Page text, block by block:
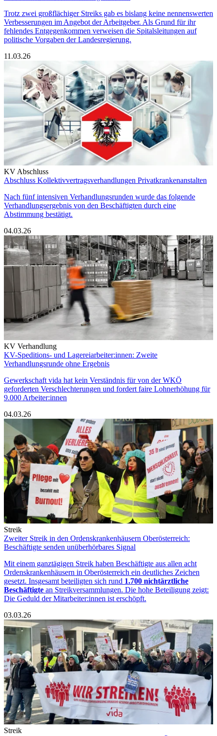
Trotz zwei großflächiger Streiks gab es bislang keine nennenswerten
Verbesserungen im Angebot der Arbeitgeber. Als Grund für ihr
fehlendes Entgegenkommen verweisen die Spitalsleitungen auf
politische Vorgaben der Landesregierung.
11.03.26
KV Abschluss
Abschluss Kollektivvertragsverhandlungen Privatkrankenanstalten
Nach fünf intensiven Verhandlungsrunden wurde das folgende
Verhandlungsergebnis von den Beschäftigten durch eine
Abstimmung bestätigt.
04.03.26
KV Verhandlung
KV-Speditions- und Lagereiarbeiter:innen: Zweite
Verhandlungsrunde ohne Ergebnis
Gewerkschaft vida hat kein Verständnis für von der WKÖ
geforderten Verschlechterungen und fordert faire Lohnerhöhung für
9.000 Arbeiter:innen
04.03.26
Streik
Zweiter Streik in den Ordenskrankenhäusern Oberösterreich:
Beschäftigte senden unüberhörbares Signal
Mit einem ganztägigen Streik haben Beschäftigte aus allen acht
Ordenskrankenhäusern in Oberösterreich ein deutliches Zeichen
gesetzt. Insgesamt beteiligten sich rund 1.700 nichtärztliche
Beschäftigte an Streikversammlungen. Die hohe Beteiligung zeigt:
Die Geduld der Mitarbeiter:innen ist erschöpft.
03.03.26
Streik